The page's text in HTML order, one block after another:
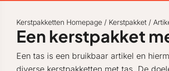
Kerstpakketten Homepage / Kerstpakket /
Een kerstpakket
Een tas is een bruikbaar artikel en
diverse kerstpakketten met tas. De